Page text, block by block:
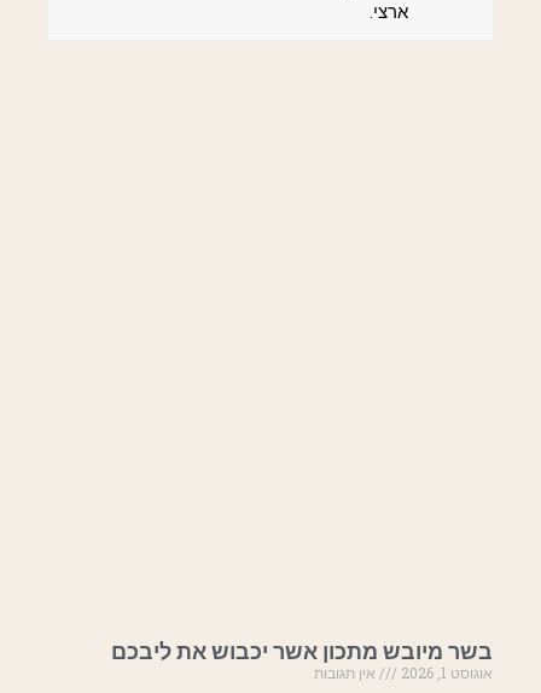
ארצי.
בשר מיובש מתכון אשר יכבוש את ליבכם
אוגוסט 1, 2026
אין תגובות